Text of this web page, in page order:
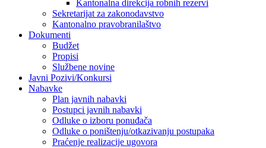
Kantonalna direkcija robnih rezervi
Sekretarijat za zakonodavstvo
Kantonalno pravobranilaštvo
Dokumenti
Budžet
Propisi
Službene novine
Javni Pozivi/Konkursi
Nabavke
Plan javnih nabavki
Postupci javnih nabavki
Odluke o izboru ponuđača
Odluke o poništenju/otkazivanju postupaka
Praćenje realizacije ugovora